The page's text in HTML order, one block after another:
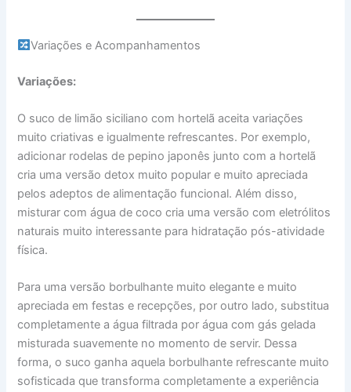
Variações e Acompanhamentos
Variações:
O suco de limão siciliano com hortelã aceita variações
muito criativas e igualmente refrescantes. Por exemplo,
adicionar rodelas de pepino japonês junto com a hortelã
cria uma versão detox muito popular e muito apreciada
pelos adeptos de alimentação funcional. Além disso,
misturar com água de coco cria uma versão com eletrólitos
naturais muito interessante para hidratação pós-atividade
física.
Para uma versão borbulhante muito elegante e muito
apreciada em festas e recepções, por outro lado, substitua
completamente a água filtrada por água com gás gelada
misturada suavemente no momento de servir. Dessa
forma, o suco ganha aquela borbulhante refrescante muito
sofisticada que transforma completamente a experiência